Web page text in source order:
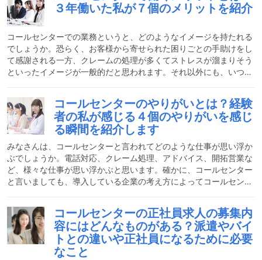
都市に比べると家賃が安いため、有名企業のコールセンターが多い
のが特徴です。札幌の時給相場よりも高めの時給コールセンター
は、他の仕事と比べて時給が高めに設定されています。最低賃金の
低
３年働いた私が７個のメリットを紹介
コールセンターでの業務というと、どのようなイメージを持たれる
でしょうか。恐らく、お客様から寄せられた困りごとの手助けをし
て感謝される一方、クレームの処理が多くてストレスが溜まりそう
といったイメージが一般的だと思われます。それ以外にも、いつ電
だといった印象を持つ方も多いでしょう。ここでは、コールセンタ
ーにはどんな業務があり実際にどのような心構えでお客様の対応を
するのか、またコールセンターで働くことのメリットや、実際の業
務が向く人はどんなタイプが多いのか、ご紹介していきます。コー
ルセンターの大まかな仕事内容とは？コールセンターの仕事内容は
コールセンターのやりがいとは？経験
者の私が感じる４個のやりがいを感じ
る瞬間を紹介します
みなさんは、コールセンターと言われてどのような仕事が思い浮か
ぶでしょうか。電話対応、クレーム処理、アドバイス、開拓営業な
ど、様々な仕事が思い浮かぶと思います。確かに、コールセンター
と言いましても、導入している企業の考え方によってコールセンタ
とがあります。実はコールセンターはかなり自己成長できる仕事な
のです。では、今からコールセンターのやりがいを語っていきたい
と思います。コールセンターってどんな仕事？コールセンターとは
電話対応業務専門窓口のことです。仕事としては、お客様から商品
やサービスの問い合わせがあれば、電話での疑問解消を行います。
コールセンターの正社員求人の募集内
容にはどんなものがある？派遣やバイ
トとの違いや正社員になるために必要
なこと